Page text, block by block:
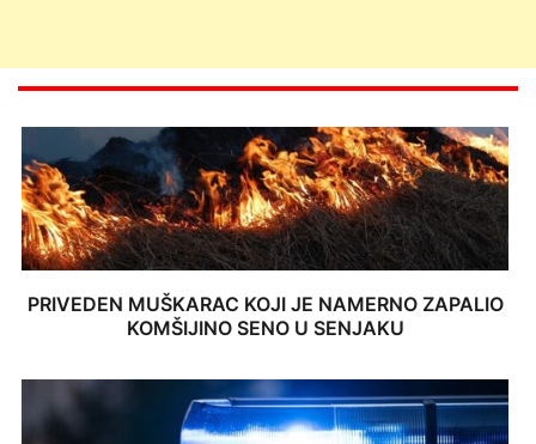
PRIVEDEN MUŠKARAC KOJI JE NAMERNO ZAPALIO
KOMŠIJINO SENO U SENJAKU